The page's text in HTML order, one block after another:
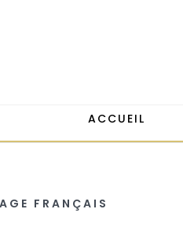
ACCUEIL
FRANÇAIS